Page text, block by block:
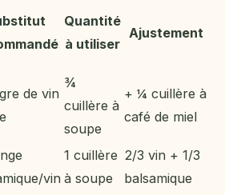
Quantité
à utiliser
Ajustement
de vin
¾
cuillère à
soupe
+ ¼ cuillère à
café de miel
vin
1 cuillère
à soupe
2/3 vin + 1/3
balsamique